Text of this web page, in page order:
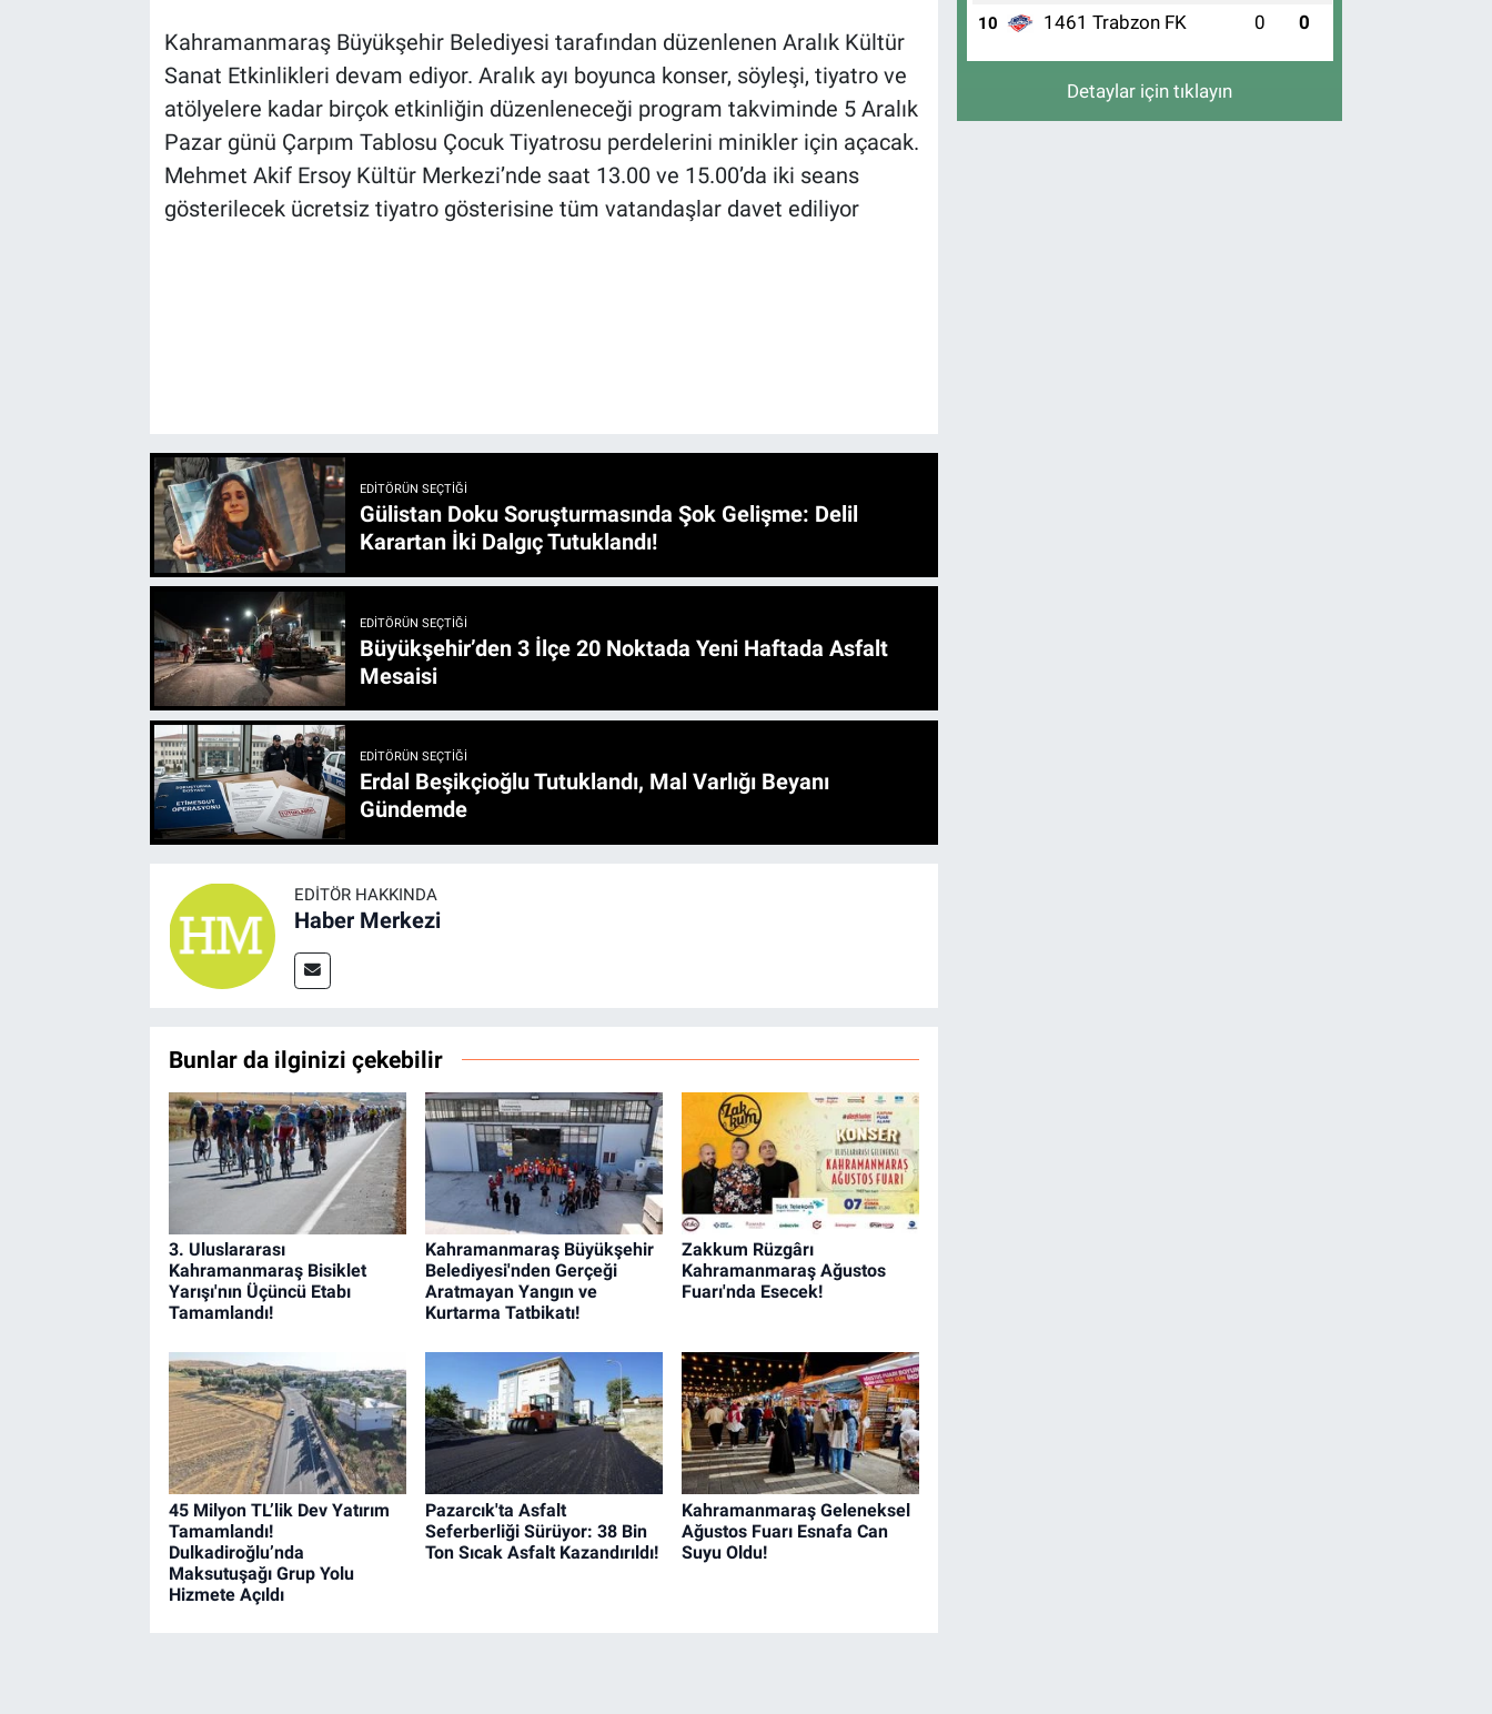
Kahramanmaraş Büyükşehir Belediyesi tarafından düzenlenen Aralık Kültür
Sanat Etkinlikleri devam ediyor. Aralık ayı boyunca konser, söyleşi, tiyatro ve
atölyelere kadar birçok etkinliğin düzenleneceği program takviminde 5 Aralık
Pazar günü Çarpım Tablosu Çocuk Tiyatrosu perdelerini minikler için açacak.
Mehmet Akif Ersoy Kültür Merkezi’nde saat 13.00 ve 15.00’da iki seans
gösterilecek ücretsiz tiyatro gösterisine tüm vatandaşlar davet ediliyor
EDITÖRÜN SEÇTIĞI
Gülistan Doku Soruşturmasında Şok Gelişme: Delil
Karartan İki Dalgıç Tutuklandı!
EDITÖRÜN SEÇTIĞI
Büyükşehir’den 3 İlçe 20 Noktada Yeni Haftada Asfalt
Mesaisi
EDITÖRÜN SEÇTIĞI
Erdal Beşikçioğlu Tutuklandı, Mal Varlığı Beyanı
Gündemde
EDITÖR HAKKINDA
Haber Merkezi
Bunlar da ilginizi çekebilir
3. Uluslararası
Kahramanmaraş Bisiklet
Yarışı'nın Üçüncü Etabı
Tamamlandı!
Kahramanmaraş Büyükşehir
Belediyesi'nden Gerçeği
Aratmayan Yangın ve
Kurtarma Tatbikatı!
Zakkum Rüzgârı
Kahramanmaraş Ağustos
Fuarı'nda Esecek!
45 Milyon TL’lik Dev Yatırım
Tamamlandı!
Dulkadiroğlu’nda
Maksutuşağı Grup Yolu
Hizmete Açıldı
Pazarcık'ta Asfalt
Seferberliği Sürüyor: 38 Bin
Ton Sıcak Asfalt Kazandırıldı!
Kahramanmaraş Geleneksel
Ağustos Fuarı Esnafa Can
Suyu Oldu!
10 1461 Trabzon FK 0 0
Detaylar için tıklayın